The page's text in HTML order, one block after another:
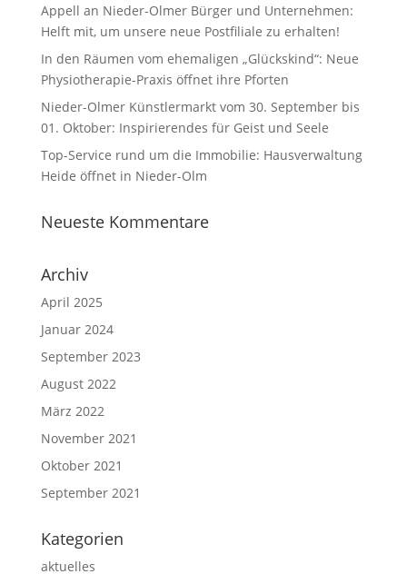
Appell an Nieder-Olmer Bürger und Unternehmen:
Helft mit, um unsere neue Postfiliale zu erhalten!
In den Räumen vom ehemaligen „Glückskind“: Neue
Physiotherapie-Praxis öffnet ihre Pforten
Nieder-Olmer Künstlermarkt vom 30. September bis
01. Oktober: Inspirierendes für Geist und Seele
Top-Service rund um die Immobilie: Hausverwaltung
Heide öffnet in Nieder-Olm
Neueste Kommentare
Archiv
April 2025
Januar 2024
September 2023
August 2022
März 2022
November 2021
Oktober 2021
September 2021
Kategorien
aktuelles